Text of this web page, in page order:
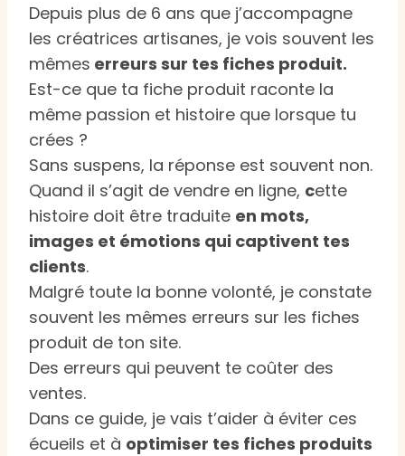
Depuis plus de 6 ans que j’accompagne
les créatrices artisanes, je vois souvent les
mêmes erreurs sur tes fiches produit.
Est-ce que ta fiche produit raconte la
même passion et histoire que lorsque tu
crées ?
Sans suspens, la réponse est souvent non.
Quand il s’agit de vendre en ligne, cette
histoire doit être traduite en mots,
images et émotions qui captivent tes
clients.
Malgré toute la bonne volonté, je constate
souvent les mêmes erreurs sur les fiches
produit de ton site.
Des erreurs qui peuvent te coûter des
ventes.
Dans ce guide, je vais t’aider à éviter ces
écueils et à optimiser tes fiches produits